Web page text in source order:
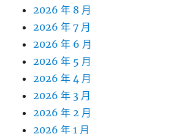
2026 年 8 月
2026 年 7 月
2026 年 6 月
2026 年 5 月
2026 年 4 月
2026 年 3 月
2026 年 2 月
2026 年 1 月